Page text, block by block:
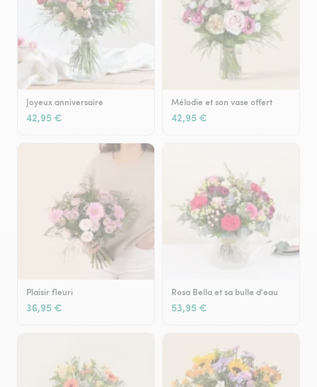
Joyeux anniversaire
42,95 €
Mélodie et son vase offert
42,95 €
Plaisir fleuri
36,95 €
Rosa Bella et sa bulle d'eau
53,95 €